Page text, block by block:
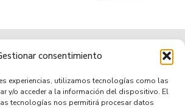
consentimiento
experiencias, utilizamos tecnologías como las
y/o acceder a la información del dispositivo. El
tecnologías nos permitirá procesar datos